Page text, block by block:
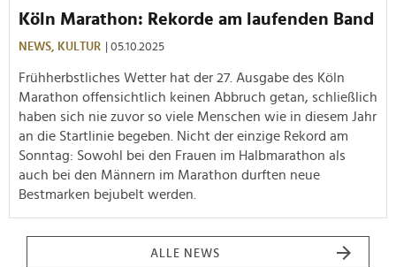
Köln Marathon: Rekorde am laufenden Band
NEWS, KULTUR | 05.10.2025
Frühherbstliches Wetter hat der 27. Ausgabe des Köln
Marathon offensichtlich keinen Abbruch getan, schließlich
haben sich nie zuvor so viele Menschen wie in diesem Jahr
an die Startlinie begeben. Nicht der einzige Rekord am
Sonntag: Sowohl bei den Frauen im Halbmarathon als
auch bei den Männern im Marathon durften neue
Bestmarken bejubelt werden.
ALLE NEWS